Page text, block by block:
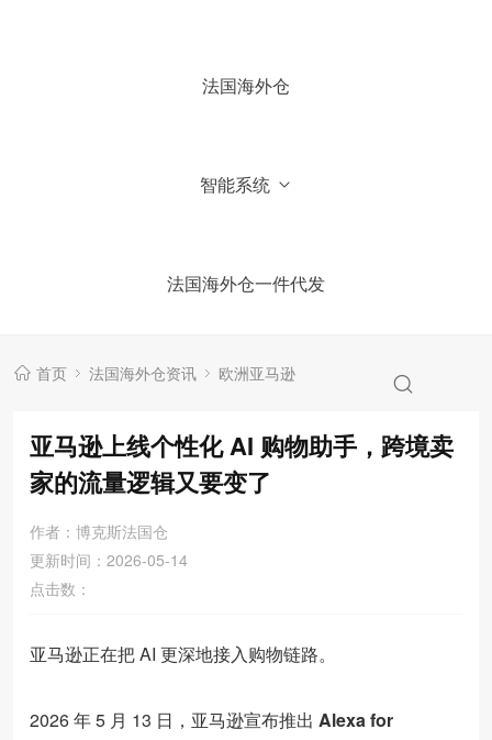
法国海外仓
智能系统
法国海外仓一件代发
首页 法国海外仓资讯 欧洲亚马逊
亚马逊上线个性化 AI 购物助手，跨境卖
家的流量逻辑又要变了
作者：博克斯法国仓
更新时间：2026-05-14
点击数：
亚马逊正在把 AI 更深地接入购物链路。
2026 年 5 月 13 日，亚马逊宣布推出 Alexa for